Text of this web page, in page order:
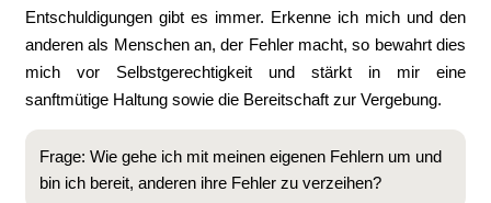
Entschuldigungen gibt es immer. Erkenne ich mich und den
anderen als Menschen an, der Fehler macht, so bewahrt dies
mich vor Selbstgerechtigkeit und stärkt in mir eine
sanftmütige Haltung sowie die Bereitschaft zur Vergebung.
Frage: Wie gehe ich mit meinen eigenen Fehlern um und
bin ich bereit, anderen ihre Fehler zu verzeihen?